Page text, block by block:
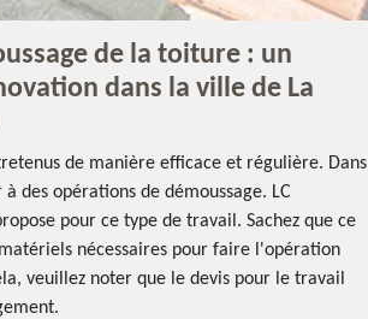
de la toiture : un
dans la ville de La
de manière efficace et régulière. Dans
des opérations de démoussage. LC
pour ce type de travail. Sachez que ce
nécessaires pour faire l'opération
veuillez noter que le devis pour le travail